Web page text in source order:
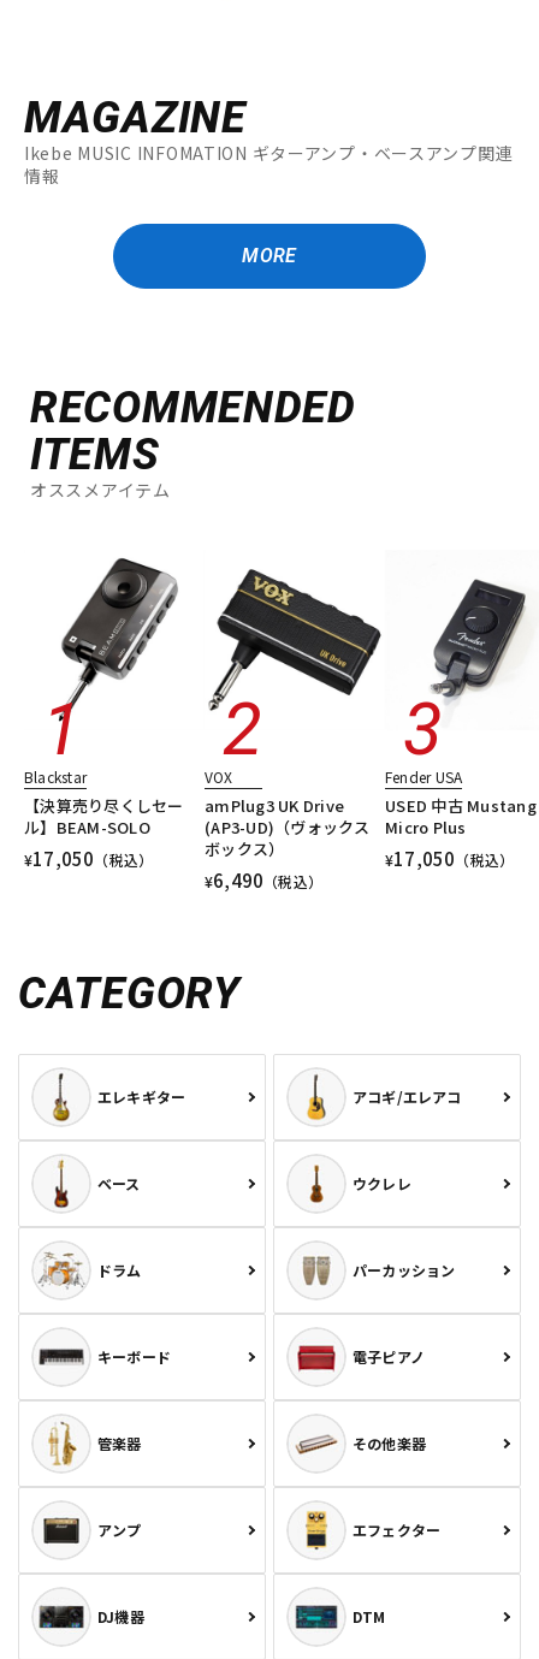
MAGAZINE
Ikebe MUSIC INFOMATION ギターアンプ・ベースアンプ関連
情報
MORE
RECOMMENDED
ITEMS
オススメアイテム
Blackstar
【決算売り尽くしセー
ル】BEAM-SOLO
¥17,050 （税込）
VOX
amPlug3 UK Drive
(AP3-UD)（ヴォックス
ボックス）
¥6,490 （税込）
Fender USA
USED 中古 Mustang
Micro Plus
¥17,050 （税込）
CATEGORY
エレキギター アコギ/エレアコ
ベース ウクレレ
ドラム パーカッション
キーボード 電子ピアノ
管楽器 その他楽器
アンプ エフェクター
DJ機器 DTM